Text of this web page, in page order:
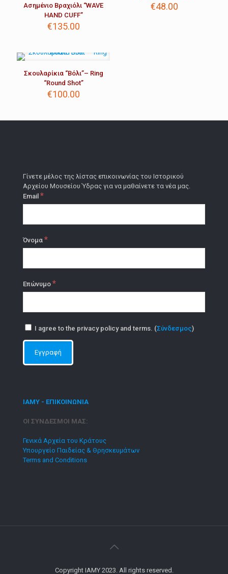
Ασημένιο Βραχιόλι “WAVE
HAND CUFF”
€135.00
€48.00
Σκουλαρίκια “Βόλι”– Ring
“Round Shot”
€100.00
Γίνετε μέλος της λίστας επικοινωνίας του Ιστορικού
Αρχείου Μουσείου Ύδρας για να μαθαίνετε τα νέα μας.
Email *
Όνομα *
Επώνυμο *
I agree to the privacy policy and terms. (Σύνδεσμος)
ΙΑΜΥ - ΕΠΙΚΟΙΝΩΝΙΑ
ΟΙ ΣΥΝΔΕΣΜΟΙ ΜΑΣ:
Γενικά Αρχεία του Κράτους
Υπουργείο Παιδείας & Θρησκευμάτων
Terms and Conditions
Copyright IAMY 2023. All rights reserved.